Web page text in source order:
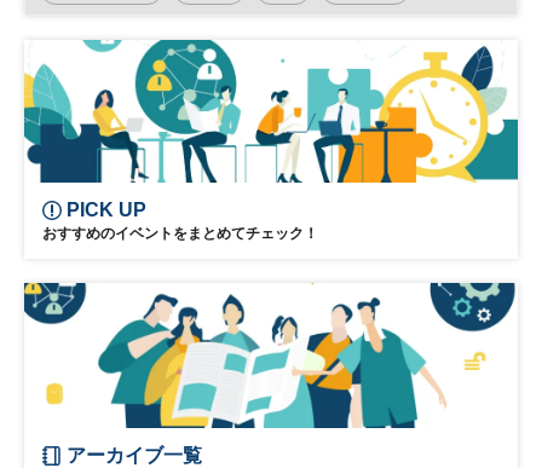
日経オンラインセミナー
PICK UP
おすすめのイベントをまとめてチェック！
アーカイブ一覧